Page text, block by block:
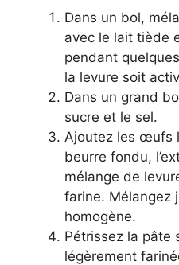
Dans un bol,
avec le lait tiède
pendant
la levure soit
Dans un grand
sucre et le sel.
Ajoutez les œufs
beurre fondu,
mélange de
farine. Mélangez
homogène.
Pétrissez la pâte
légèrement